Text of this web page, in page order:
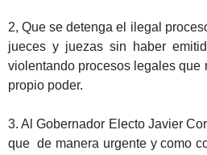
2, Que se detenga el ilegal
jueces y juezas sin haber
violentando procesos legales que
propio poder.
3. Al Gobernador Electo Javier
que de manera urgente y como